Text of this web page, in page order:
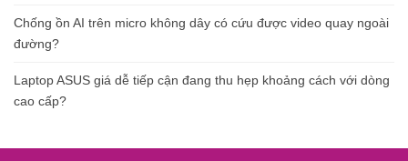
Chống ồn AI trên micro không dây có cứu được video quay ngoài
đường?
Laptop ASUS giá dễ tiếp cận đang thu hẹp khoảng cách với dòng
cao cấp?